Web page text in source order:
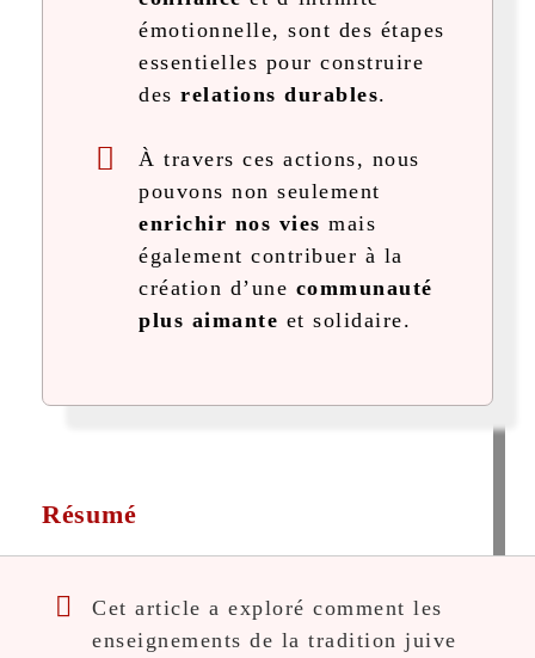
émotionnelle, sont des étapes
essentielles pour construire
des relations durables.
À travers ces actions, nous
pouvons non seulement
enrichir nos vies mais
également contribuer à la
création d’une communauté
plus aimante et solidaire.
Résumé
Cet article a exploré comment les
enseignements de la tradition juive